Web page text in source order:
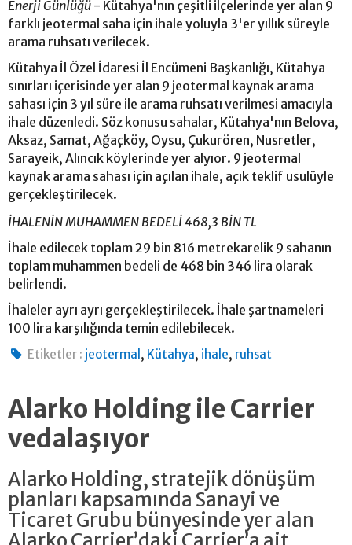
Enerji Günlüğü - Kütahya'nın çeşitli ilçelerinde yer alan 9
farklı jeotermal saha için ihale yoluyla 3'er yıllık süreyle
arama ruhsatı verilecek.
Kütahya İl Özel İdaresi İl Encümeni Başkanlığı, Kütahya
sınırları içerisinde yer alan 9 jeotermal kaynak arama
sahası için 3 yıl süre ile arama ruhsatı verilmesi amacıyla
ihale düzenledi. Söz konusu sahalar, Kütahya'nın Belova,
Aksaz, Samat, Ağaçköy, Oysu, Çukurören, Nusretler,
Sarayeik, Alıncık köylerinde yer alyıor. 9 jeotermal
kaynak arama sahası için açılan ihale, açık teklif usulüyle
gerçekleştirilecek.
İHALENİN MUHAMMEN BEDELİ 468,3 BİN TL
İhale edilecek toplam 29 bin 816 metrekarelik 9 sahanın
toplam muhammen bedeli de 468 bin 346 lira olarak
belirlendi.
İhaleler ayrı ayrı gerçekleştirilecek. İhale şartnameleri
100 lira karşılığında temin edilebilecek.
Etiketler : jeotermal , Kütahya, ihale, ruhsat
Alarko Holding ile Carrier
vedalaşıyor
Alarko Holding, stratejik dönüşüm
planları kapsamında Sanayi ve
Ticaret Grubu bünyesinde yer alan